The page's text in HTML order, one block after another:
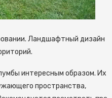
Ландшафтный дизайн
интересным образом. Их
пространства,